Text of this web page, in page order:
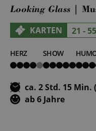
Looking Glass |
KARTEN 21 -
HERZ
4
von
SHOW
5
von
4
von
ca. 2 Std. 15
ab 6 Jahre